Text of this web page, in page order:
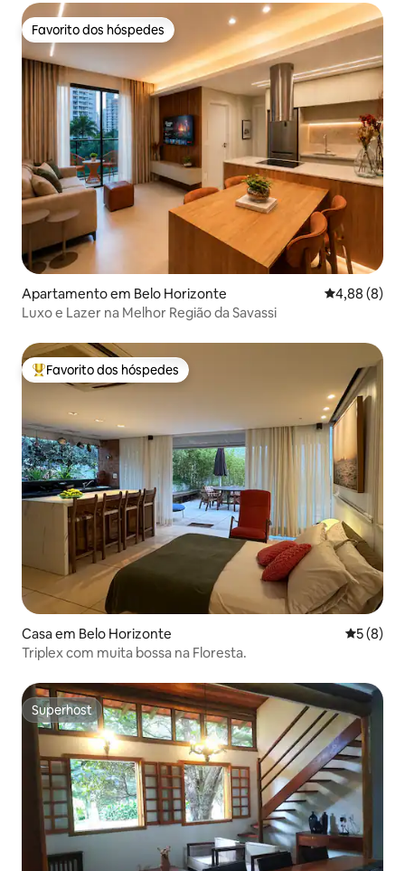
Favorito dos hóspedes
Favorito dos hóspedes
Apartamento em Belo Horizonte
4,88 (8)
Luxo e Lazer na Melhor Região da Savassi
Favoritos dos hóspedes mais apreciados
Favorito dos hóspedes
Casa em Belo Horizonte
5 (8)
Triplex com muita bossa na Floresta.
Superhost
Superhost